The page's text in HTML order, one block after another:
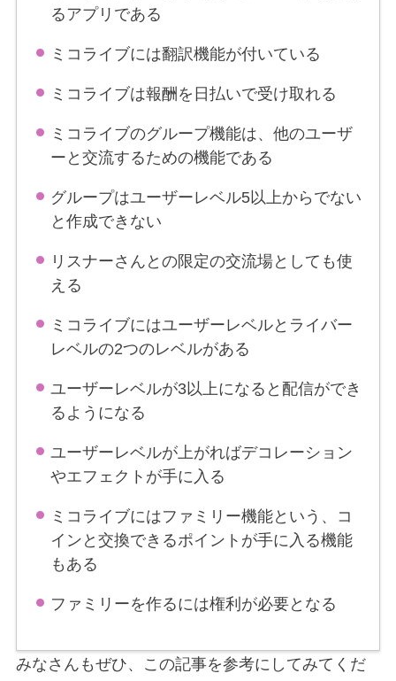
るアプリである
ミコライブには翻訳機能が付いている
ミコライブは報酬を日払いで受け取れる
ミコライブのグループ機能は、他のユーザ
ーと交流するための機能である
グループはユーザーレベル5以上からでない
と作成できない
リスナーさんとの限定の交流場としても使
える
ミコライブにはユーザーレベルとライバー
レベルの2つのレベルがある
ユーザーレベルが3以上になると配信ができ
るようになる
ユーザーレベルが上がればデコレーション
やエフェクトが手に入る
ミコライブにはファミリー機能という、コ
インと交換できるポイントが手に入る機能
もある
ファミリーを作るには権利が必要となる
みなさんもぜひ、この記事を参考にしてみてくだ